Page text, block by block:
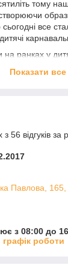
тому
все
ранках у
підіймають
не люблять
в
широким
Показати все
56 відгуків за
Павлова, 165,
з 08:00 до
роботи